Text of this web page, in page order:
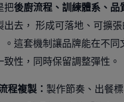
把後廚流程、訓練體系、品
出去， 形成可落地、可擴
。這套機制讓品牌能在不同
致性，同時保留調整彈性。
程複製： 製作節奏、出餐